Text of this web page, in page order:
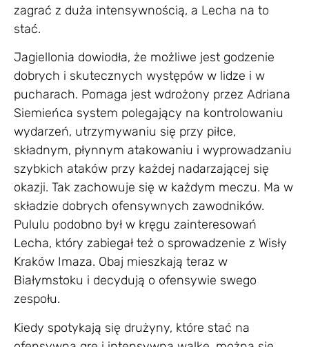
zagrać z duża intensywnością, a Lecha na to
stać.
Jagiellonia dowiodła, że możliwe jest godzenie
dobrych i skutecznych występów w lidze i w
pucharach. Pomaga jest wdrożony przez Adriana
Siemieńca system polegający na kontrolowaniu
wydarzeń, utrzymywaniu się przy piłce,
składnym, płynnym atakowaniu i wyprowadzaniu
szybkich ataków przy każdej nadarzającej się
okazji. Tak zachowuje się w każdym meczu. Ma w
składzie dobrych ofensywnych zawodników.
Pululu podobno był w kręgu zainteresowań
Lecha, który zabiegał też o sprowadzenie z Wisły
Kraków Imaza. Obaj mieszkają teraz w
Białymstoku i decydują o ofensywie swego
zespołu.
Kiedy spotykają się drużyny, które stać na